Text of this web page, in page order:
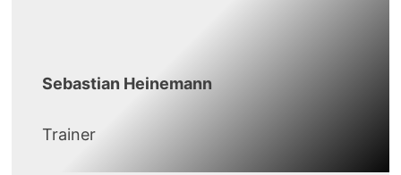
Sebastian Heinemann
Trainer